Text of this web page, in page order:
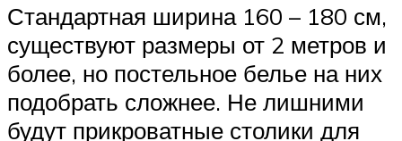
Стандартная ширина 160 – 180 см,
существуют размеры от 2 метров и
более, но постельное белье на них
подобрать сложнее. Не лишними
будут прикроватные столики для